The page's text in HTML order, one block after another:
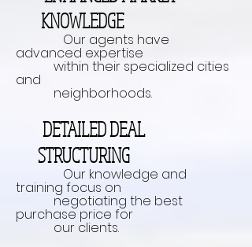
KNOWLEDGE
Our agents have
advanced expertise
within their specialized cities
and
neighborhoods.
DETAILED DEAL
STRUCTURING
Our knowledge and
training focus on
negotiating the best
purchase price for
our clients.